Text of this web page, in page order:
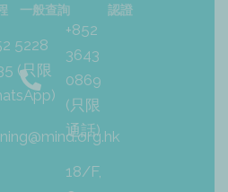
5228
(只限
一般查詢
+852
3643
0869
(只限
通話)
18/F,
認證